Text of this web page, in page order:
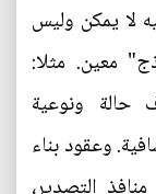
لا يمكن وليس
معين. مثلا:
حالة ونوعية
وعقود بناء